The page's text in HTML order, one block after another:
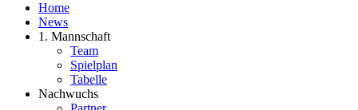
Home
News
1. Mannschaft
Team
Spielplan
Tabelle
Nachwuchs